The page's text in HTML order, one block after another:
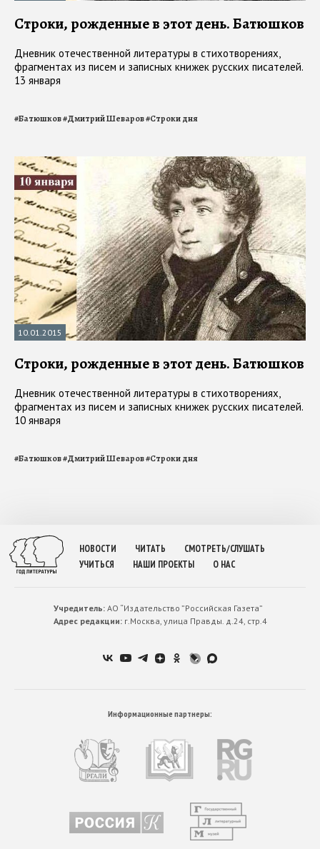
Строки, рожденные в этот день. Батюшков
Дневник отечественной литературы в стихотворениях,
фрагментах из писем и записных книжек русских писателей.
13 января
#Батюшков#Дмитрий Шеваров#Строки дня
10.01.2015
Строки, рожденные в этот день. Батюшков
Дневник отечественной литературы в стихотворениях,
фрагментах из писем и записных книжек русских писателей.
10 января
#Батюшков#Дмитрий Шеваров#Строки дня
НОВОСТИ ЧИТАТЬ
СМОТРЕТЬ/СЛУШАТЬ
УЧИТЬСЯ
НАШИ ПРОЕКТЫ О НАС
Учредитель:АО “Издательство ”Российская Газета”
Адрес редакции:г.Москва, улица Правды. д.24, стр.4
Информационные партнеры: